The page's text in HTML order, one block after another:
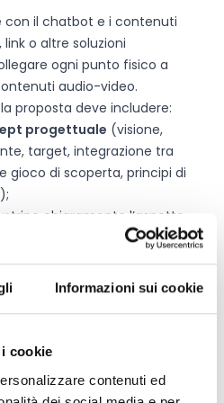
Informazioni sui cookie
cookie
contenuti ed
con il chatbot e i contenuti
o altre soluzioni
ogni punto fisico a
audio-video.
proposta deve includere:
progettuale (visione,
target, integrazione tra
gioco di scoperta, principi di
chiaramente l’aspetto
materiali di
fisici, applicazioni
e Castelgrande);